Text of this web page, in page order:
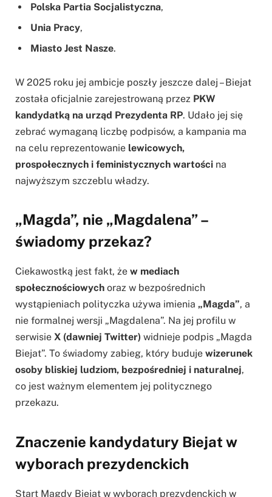
Polska Partia Socjalistyczna,
Unia Pracy,
Miasto Jest Nasze.
W 2025 roku jej ambicje poszły jeszcze dalej – Biejat
została oficjalnie zarejestrowaną przez PKW
kandydatką na urząd Prezydenta RP. Udało jej się
zebrać wymaganą liczbę podpisów, a kampania ma
na celu reprezentowanie lewicowych,
prospołecznych i feministycznych wartości na
najwyższym szczeblu władzy.
„Magda”, nie „Magdalena” –
świadomy przekaz?
Ciekawostką jest fakt, że w mediach
społecznościowych oraz w bezpośrednich
wystąpieniach polityczka używa imienia „Magda”, a
nie formalnej wersji „Magdalena”. Na jej profilu w
serwisie X (dawniej Twitter) widnieje podpis „Magda
Biejat”. To świadomy zabieg, który buduje wizerunek
osoby bliskiej ludziom, bezpośredniej i naturalnej,
co jest ważnym elementem jej politycznego
przekazu.
Znaczenie kandydatury Biejat w
wyborach prezydenckich
Start Magdy Biejat w wyborach prezydenckich w